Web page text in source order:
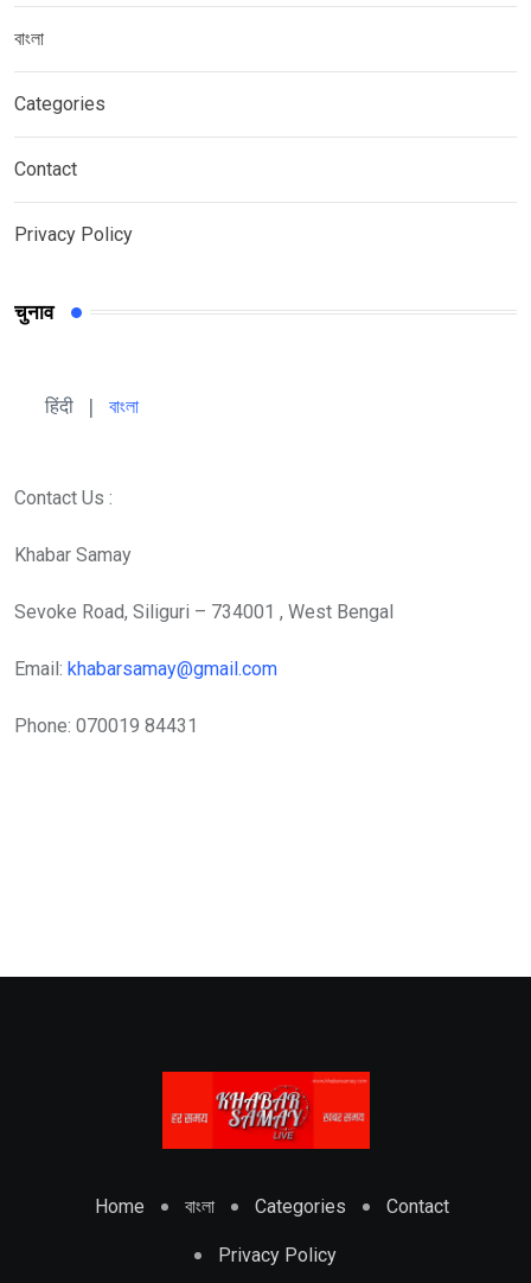
বাংলা
Categories
Contact
Privacy Policy
चुनाव
हिंदी বাংলা
Contact Us :
Khabar Samay
Sevoke Road, Siliguri – 734001 , West Bengal
Email: khabarsamay@gmail.com
Phone: 070019 84431
Home বাংলা Categories Contact
Privacy Policy